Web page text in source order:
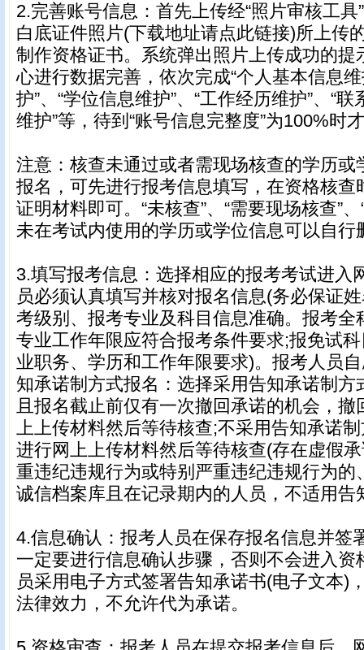
2.完善账号信息：首先上传经“照片审核工具
白底证件照片(下载地址请点此链接)所上传
制作资格证书。系统弹出照片上传成功的提
心进行数据完善，依次完成“个人基本信息维
护”、“学位信息维护”、“工作经历维护”、“
维护”等，待到“账号信息完整度”为100%时
注意：核查未通过或者需现场核查的学历或
报名，可先进行报考信息填写，在资格核查
证明材料即可。“未核查”、“需要现场核查”
未在考试内使用的学历或学位信息可以自行
3.填写报考信息：选择相应的报考考试进入
员必须认真填写并核对报名信息(务必保证
考级别、报考专业及科目信息准确。报考全
专业工作年限应符合报考条件要求;报免试
业职务、学历和工作年限要求)。报考人员
知承诺制方式报名：选择采用告知承诺制方
且报名截止前仅有一次撤回承诺的机会，撤
上上传材料然后等待核查;不采用告知承诺
进行网上上传材料然后等待核查(存在虚假
重违纪违规行为或特别严重违纪违规行为的
诚信档案库且在记录期内的人员，不适用告
4.信息确认：报考人员在保存报名信息并签
一定要进行信息确认步骤，否则不会进入资
员采用电子方式签署告知承诺书(电子文本)
法律效力，不允许代为承诺。